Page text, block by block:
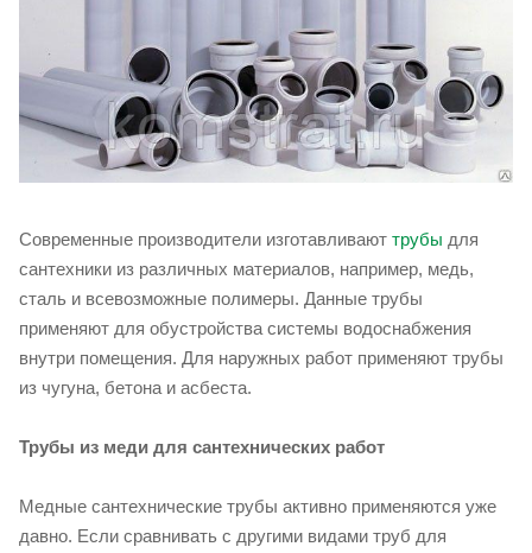
Современные производители изготавливают трубы для
сантехники из различных материалов, например, медь,
сталь и всевозможные полимеры. Данные трубы
применяют для обустройства системы водоснабжения
внутри помещения. Для наружных работ применяют трубы
из чугуна, бетона и асбеста.
Трубы из меди для сантехнических работ
Медные сантехнические трубы активно применяются уже
давно. Если сравнивать с другими видами труб для